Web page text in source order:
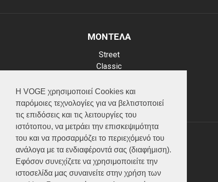
Η VOGE χρησιμοποιεί Cookies και
παρόμοιες τεχνολογίες για να βελτιστοποιεί
τις επιδόσεις και τις λειτουργίες του
ιστότοπου, να μετράει την επισκεψιμότητα
του και να προσαρμόζει το περιεχόμενό του
ανάλογα με τα ενδιαφέροντά σας (διαφήμιση).
Εφόσον συνεχίζετε να χρησιμοποιείτε την
ιστοσελίδα μας συναινείτε στην χρήση των
ΜΟΝΤΕΛΑ
Street
Classic
Scooter
ATV (Loncin)
ΥΠΗΡΕΣΙΕΣ
Test ride
Επικοινωνία